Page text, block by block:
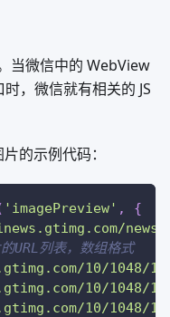
当微信中的 WebView
，微信就有相关的 JS
的示例代码：
'imagePreview' ,
{
URL列表，数组格式
10/1048/
10/1048/
10/1048/